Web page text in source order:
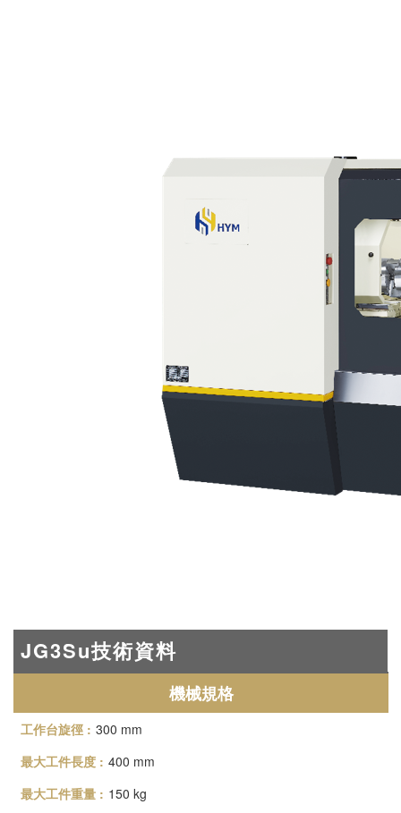
JG3Su技術資料
機械規格
300 mm
400 mm
150 kg